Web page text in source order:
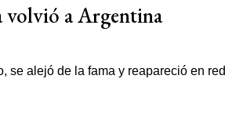
volvió a Argentina